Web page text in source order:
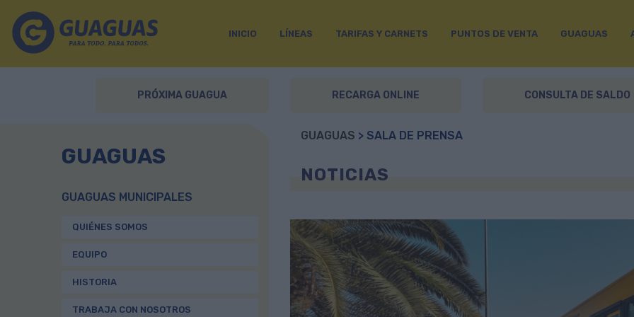
INICIO LÍNEAS TARIFAS Y CARNETS PUNTOS DE VENTA GUAGUAS
PRÓXIMA GUAGUA RECARGA ONLINE CONSULTA DE SALDO
GUAGUAS
GUAGUAS MUNICIPALES
QUIÉNES SOMOS
EQUIPO
HISTORIA
TRABAJA CON NOSOTROS
GUAGUAS > SALA DE PRENSA
NOTICIAS